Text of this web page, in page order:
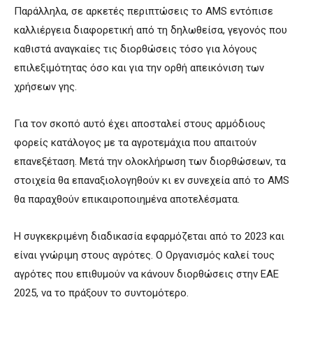
Παράλληλα, σε αρκετές περιπτώσεις το AMS εντόπισε
καλλιέργεια διαφορετική από τη δηλωθείσα, γεγονός που
καθιστά αναγκαίες τις διορθώσεις τόσο για λόγους
επιλεξιμότητας όσο και για την ορθή απεικόνιση των
χρήσεων γης.
Για τον σκοπό αυτό έχει αποσταλεί στους αρμόδιους
φορείς κατάλογος με τα αγροτεμάχια που απαιτούν
επανεξέταση. Μετά την ολοκλήρωση των διορθώσεων, τα
στοιχεία θα επαναξιολογηθούν κι εν συνεχεία από το AMS
θα παραχθούν επικαιροποιημένα αποτελέσματα.
Η συγκεκριμένη διαδικασία εφαρμόζεται από το 2023 και
είναι γνώριμη στους αγρότες. Ο Οργανισμός καλεί τους
αγρότες που επιθυμούν να κάνουν διορθώσεις στην ΕΑΕ
2025, να το πράξουν το συντομότερο.